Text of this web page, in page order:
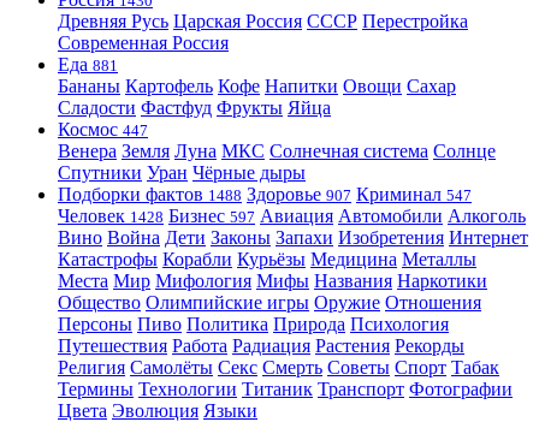
Древняя Русь Царская Россия СССР Перестройка
Современная Россия
Еда 881
Бананы Картофель Кофе Напитки Овощи Сахар
Сладости Фастфуд Фрукты Яйца
Космос 447
Венера Земля Луна МКС Солнечная система Солнце
Спутники Уран Чёрные дыры
Подборки фактов 1488 Здоровье 907 Криминал 547
Человек 1428 Бизнес 597 Авиация Автомобили Алкоголь
Вино Война Дети Законы Запахи Изобретения Интернет
Катастрофы Корабли Курьёзы Медицина Металлы
Места Мир Мифология Мифы Названия Наркотики
Общество Олимпийские игры Оружие Отношения
Персоны Пиво Политика Природа Психология
Путешествия Работа Радиация Растения Рекорды
Религия Самолёты Секс Смерть Советы Спорт Табак
Термины Технологии Титаник Транспорт Фотографии
Цвета Эволюция Языки